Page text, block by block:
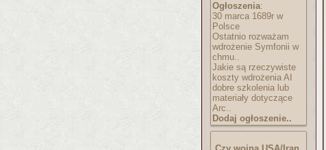
Ogłoszenia:
30 marca 1689r w
Polsce
Ostatnio rozważam
wdrożenie Symfonii w
chmu..
Jakie są rzeczywiste
koszty wdrożenia AI
dobre szkolenia lub
materiały dotyczące
Arc..
Dodaj ogłoszenie..